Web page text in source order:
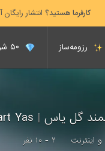
کارفرما هستید؟ انتشار رایگان آگهی
رزومه‌ساز
گل یاس |
و اینترنت ۲ - ۱۰ نفر